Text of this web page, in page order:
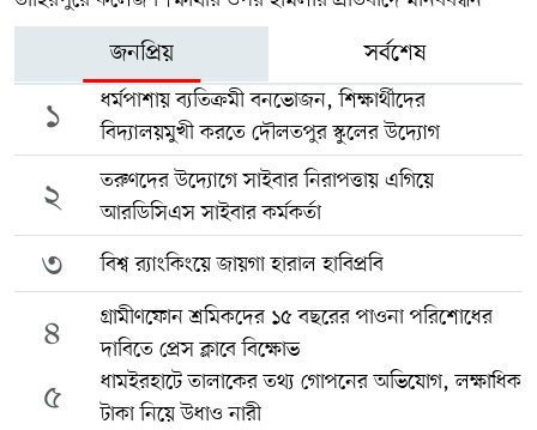
জনপ্রিয় সর্বশেষ
১
ধর্মপাশায় ব্যতিক্রমী বনভোজন, শিক্ষার্থীদের
বিদ্যালয়মুখী করতে দৌলতপুর স্কুলের উদ্যোগ
২
তরুণদের উদ্যোগে সাইবার নিরাপত্তায় এগিয়ে
আরডিসিএস সাইবার কর্মকর্তা
৩ বিশ্ব র‍্যাংকিংয়ে জায়গা হারাল হাবিপ্রবি
৪
গ্রামীণফোন শ্রমিকদের ১৫ বছরের পাওনা পরিশোধের
দাবিতে প্রেস ক্লাবে বিক্ষোভ
৫
ধামইরহাটে তালাকের তথ্য গোপনের অভিযোগ, লক্ষাধিক
টাকা নিয়ে উধাও নারী